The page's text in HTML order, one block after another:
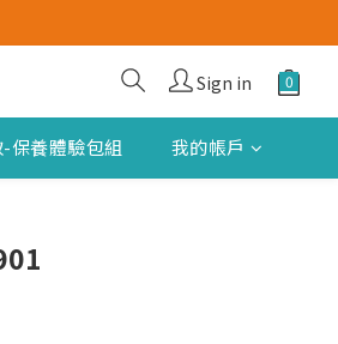
Sign in
保養體驗包組 我的帳戶